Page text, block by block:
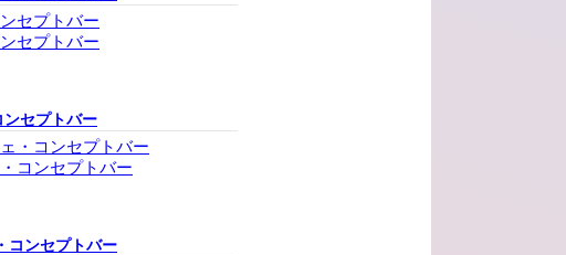
セプトバー
セプトバー
セプトバー
・コンセプトバー
コンセプトバー
コンセプトバー